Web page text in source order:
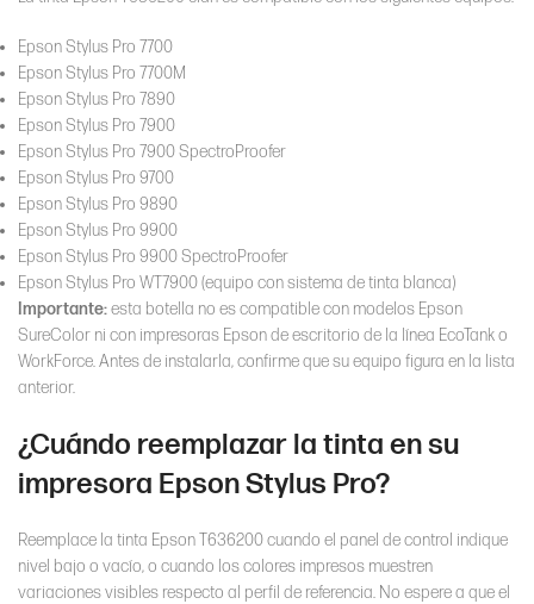
Epson Stylus Pro 7700
Epson Stylus Pro 7700M
Epson Stylus Pro 7890
Epson Stylus Pro 7900
Epson Stylus Pro 7900 SpectroProofer
Epson Stylus Pro 9700
Epson Stylus Pro 9890
Epson Stylus Pro 9900
Epson Stylus Pro 9900 SpectroProofer
Epson Stylus Pro WT7900 (equipo con sistema de tinta blanca)
Importante:esta botella no es compatible con modelos Epson
SureColor ni con impresoras Epson de escritorio de la línea EcoTank o
WorkForce. Antes de instalarla, confirme que su equipo figura en la lista
anterior.
¿Cuándo reemplazar la tinta en su
impresora Epson Stylus Pro?
Reemplace la tinta Epson T636200 cuando el panel de control indique
nivel bajo o vacío, o cuando los colores impresos muestren
variaciones visibles respecto al perfil de referencia. No espere a que el